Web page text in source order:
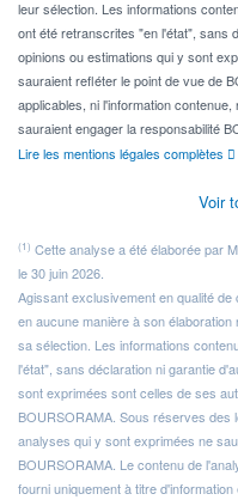
leur sélection. Les informations
ont été retranscrites "en l'état", sans
opinions ou estimations qui y sont
sauraient refléter le point de vue de
applicables, ni l'information
sauraient engager la responsabilité
Lire les mentions légales complètes
Voir
(1) Cette analyse a été élaborée par
le 30 juin 2026.
Agissant exclusivement en qualité
en aucune manière à son
sa sélection. Les informations
l'état", sans déclaration ni garantie
sont exprimées sont celles de ses
BOURSORAMA. Sous réserves des
analyses qui y sont exprimées ne
BOURSORAMA. Le contenu de
fourni uniquement à titre